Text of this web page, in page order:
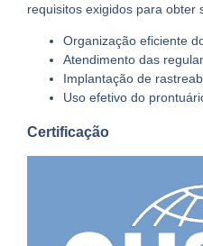
requisitos exigidos para obter
Organização eficiente
Atendimento das
Implantação de
Uso efetivo do
Certificação